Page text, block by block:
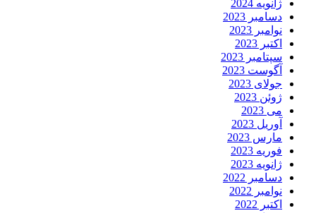
ژانویه 2024
دسامبر 2023
نوامبر 2023
اکتبر 2023
سپتامبر 2023
آگوست 2023
جولای 2023
ژوئن 2023
می 2023
آوریل 2023
مارس 2023
فوریه 2023
ژانویه 2023
دسامبر 2022
نوامبر 2022
اکتبر 2022